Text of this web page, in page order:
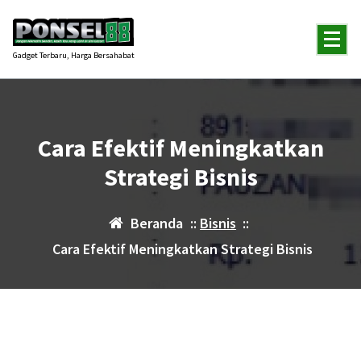
konten
Gadget Terbaru, Harga Bersahabat
Cara Efektif Meningkatkan
Strategi Bisnis
Beranda :: Bisnis ::
Cara Efektif Meningkatkan Strategi Bisnis